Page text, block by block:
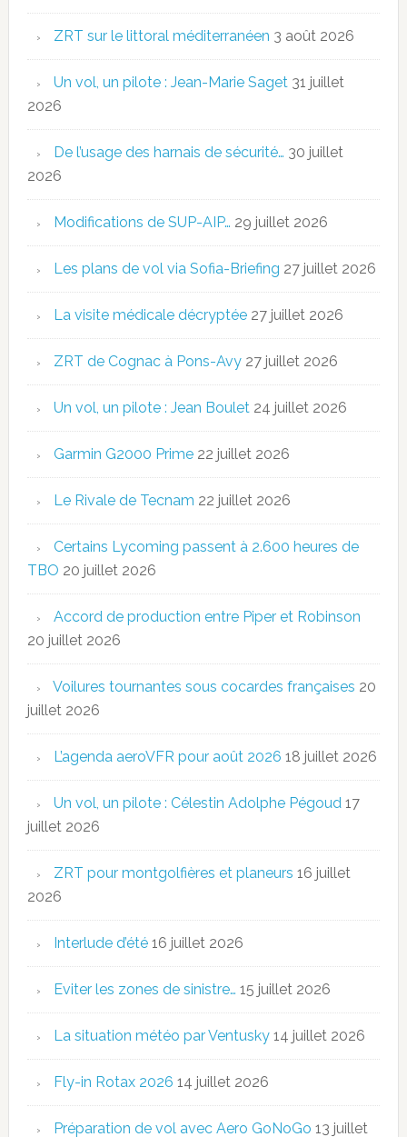
ZRT sur le littoral méditerranéen 3 août 2026
Un vol, un pilote : Jean-Marie Saget 31 juillet
2026
De l’usage des harnais de sécurité… 30 juillet
2026
Modifications de SUP-AIP… 29 juillet 2026
Les plans de vol via Sofia-Briefing 27 juillet 2026
La visite médicale décryptée 27 juillet 2026
ZRT de Cognac à Pons-Avy 27 juillet 2026
Un vol, un pilote : Jean Boulet 24 juillet 2026
Garmin G2000 Prime 22 juillet 2026
Le Rivale de Tecnam 22 juillet 2026
Certains Lycoming passent à 2.600 heures de
TBO 20 juillet 2026
Accord de production entre Piper et Robinson
20 juillet 2026
Voilures tournantes sous cocardes françaises 20
juillet 2026
L’agenda aeroVFR pour août 2026 18 juillet 2026
Un vol, un pilote : Célestin Adolphe Pégoud 17
juillet 2026
ZRT pour montgolfières et planeurs 16 juillet
2026
Interlude d’été 16 juillet 2026
Eviter les zones de sinistre… 15 juillet 2026
La situation météo par Ventusky 14 juillet 2026
Fly-in Rotax 2026 14 juillet 2026
Préparation de vol avec Aero GoNoGo 13 juillet